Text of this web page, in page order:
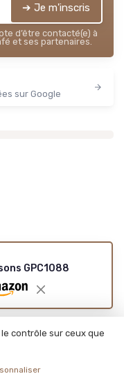
➔ Je m'inscris
d’être contacté(e) à
et ses partenaires.
sur Google
GPC1088
contrôle sur ceux que